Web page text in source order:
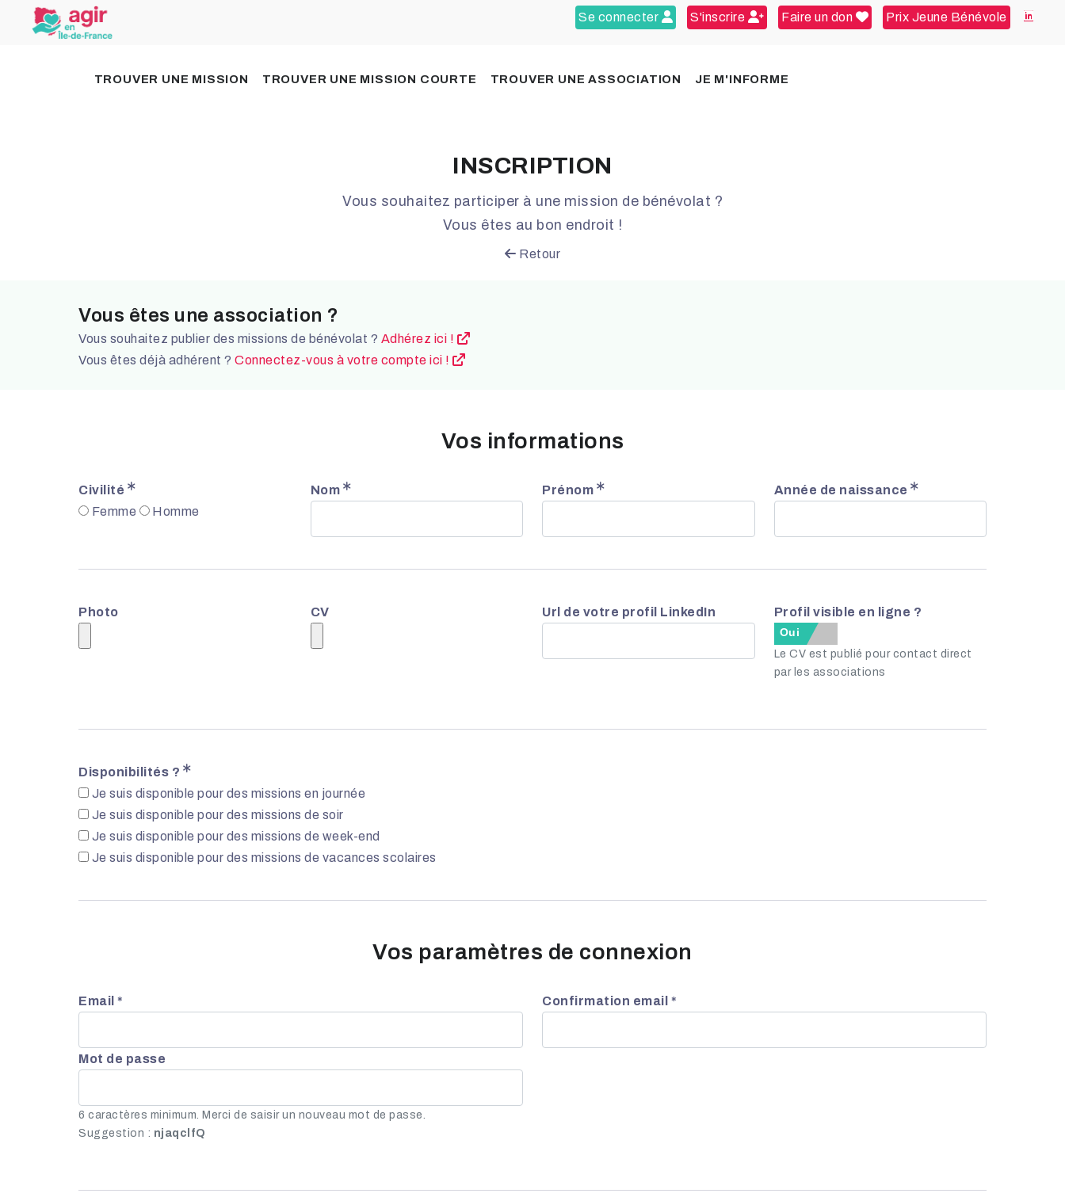
Se connecter S'inscrire Faire un don Prix Jeune Bénévole
TROUVER UNE MISSION TROUVER UNE MISSION COURTE TROUVER UNE ASSOCIATION JE M'INFORME
INSCRIPTION
Vous souhaitez participer à une mission de bénévolat ?
Vous êtes au bon endroit !
Retour
Vous êtes une association ?
Vous souhaitez publier des missions de bénévolat ? Adhérez ici !
Vous êtes déjà adhérent ? Connectez-vous à votre compte ici !
Vos informations
Civilité
Femme
Homme
Nom Prénom Année de naissance
Photo CV Url de votre profil LinkedIn Profil visible en ligne ?
Oui
Le CV est publié pour contact direct
par les associations
Disponibilités ?
Je suis disponible pour des missions en journée
Je suis disponible pour des missions de soir
Je suis disponible pour des missions de week-end
Je suis disponible pour des missions de vacances scolaires
Vos paramètres de connexion
Email * Confirmation email *
Mot de passe
6 caractères minimum. Merci de saisir un nouveau mot de passe.
Suggestion : njaqclfQ